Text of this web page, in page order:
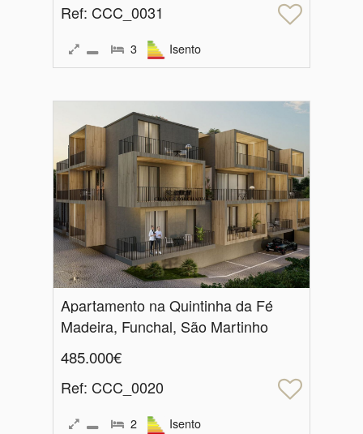
Ref: CCC_0031
3 Isento
Apartamento na Quintinha da Fé
Madeira, Funchal, São Martinho
485.000€
Ref: CCC_0020
2 Isento